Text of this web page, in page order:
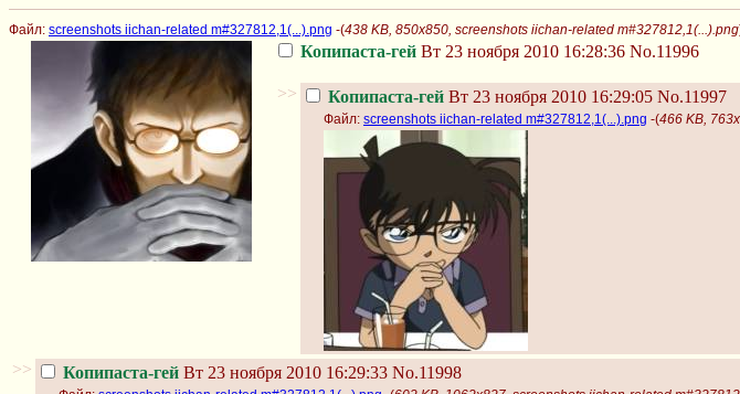
Файл: screenshots iichan-related m#327812,1(...).png -(438 KB, 850x850, screenshots iichan-related m#327812,1(...).png
Копипаста-гей Вт 23 ноября 2010 16:28:36 No.11996
>> Копипаста-гей Вт 23 ноября 2010 16:29:05 No.11997
Файл: screenshots iichan-related m#327812,1(...).png -(466 KB,
>> Копипаста-гей Вт 23 ноября 2010 16:29:33 No.11998